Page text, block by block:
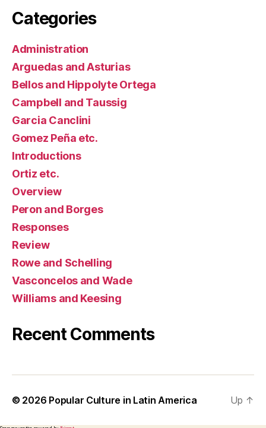
Categories
Administration
Arguedas and Asturias
Bellos and Hippolyte Ortega
Campbell and Taussig
Garcia Canclini
Gomez Peña etc.
Introductions
Ortiz etc.
Overview
Peron and Borges
Responses
Review
Rowe and Schelling
Vasconcelos and Wade
Williams and Keesing
Recent Comments
© 2026 Popular Culture in Latin America Up ↑